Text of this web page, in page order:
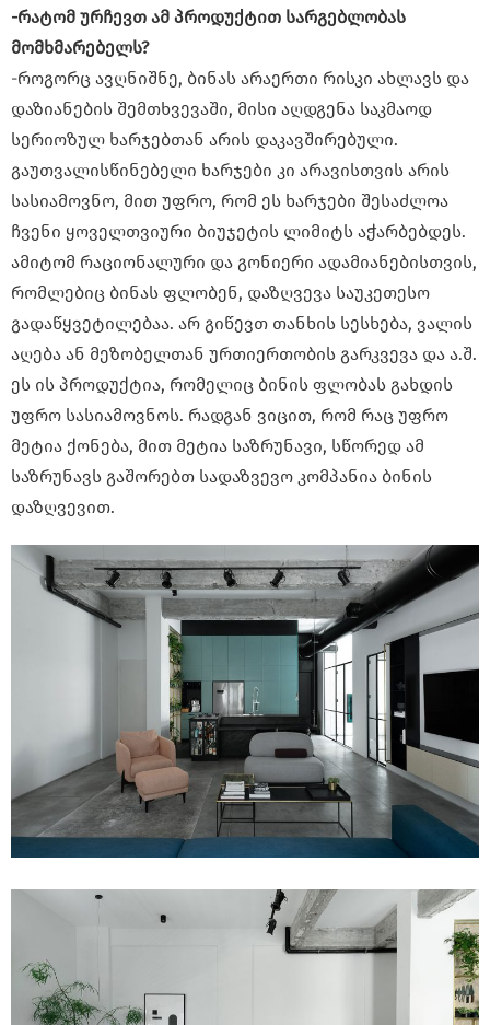
-რატომ ურჩევთ ამ პროდუქტით სარგებლობას
მომხმარებელს?
-როგორც ავღნიშნე, ბინას არაერთი რისკი ახლავს და
დაზიანების შემთხვევაში, მისი აღდგენა საკმაოდ
სერიოზულ ხარჯებთან არის დაკავშირებული.
გაუთვალისწინებელი ხარჯები კი არავისთვის არის
სასიამოვნო, მით უფრო, რომ ეს ხარჯები შესაძლოა
ჩვენი ყოველთვიური ბიუჯეტის ლიმიტს აჭარბებდეს.
ამიტომ რაციონალური და გონიერი ადამიანებისთვის,
რომლებიც ბინას ფლობენ, დაზღვევა საუკეთესო
გადაწყვეტილებაა. არ გიწევთ თანხის სესხება, ვალის
აღება ან მეზობელთან ურთიერთობის გარკვევა და ა.შ.
ეს ის პროდუქტია, რომელიც ბინის ფლობას გახდის
უფრო სასიამოვნოს. რადგან ვიცით, რომ რაც უფრო
მეტია ქონება, მით მეტია საზრუნავი, სწორედ ამ
საზრუნავს გაშორებთ სადაზვევო კომპანია ბინის
დაზღვევით.